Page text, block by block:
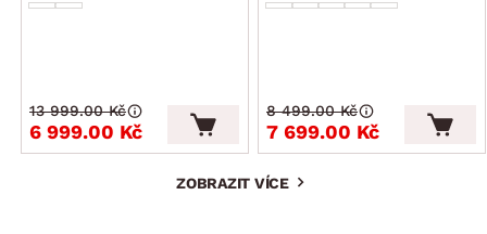
6 999.00 Kč
13 999.00 Kč
7 699.00 Kč
8 499.00 Kč
ZOBRAZIT VÍCE